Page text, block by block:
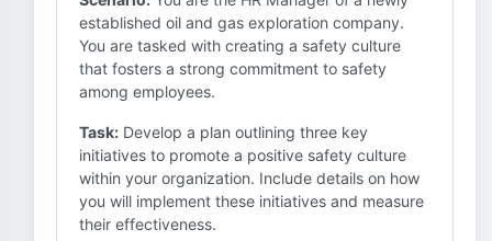
established oil and gas exploration company.
You are tasked with creating a safety culture
that fosters a strong commitment to safety
among employees.
Task: Develop a plan outlining three key
initiatives to promote a positive safety culture
within your organization. Include details on how
you will implement these initiatives and measure
their effectiveness.